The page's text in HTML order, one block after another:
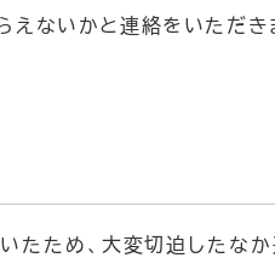
えないかと連絡をいただき
ため、大変切迫したなか